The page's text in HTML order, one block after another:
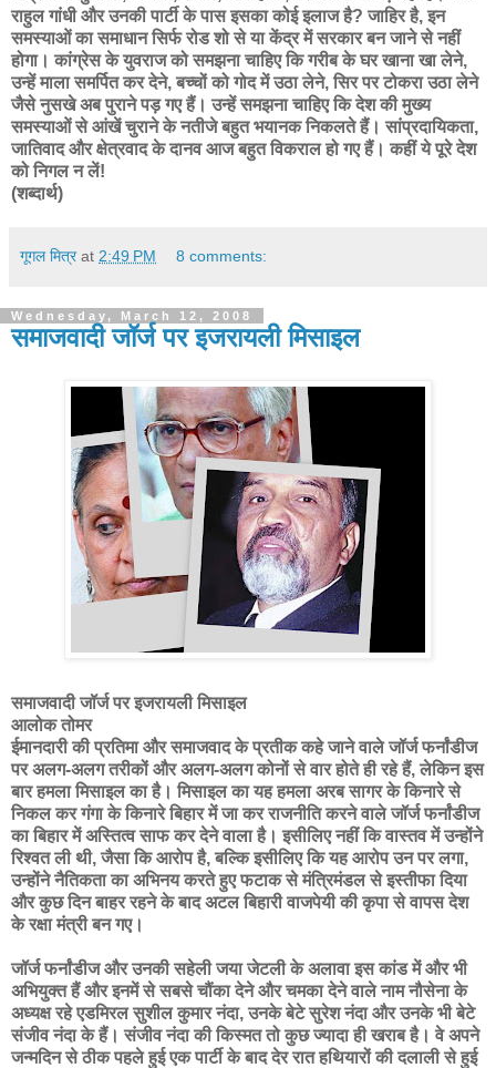
राहुल गांधी और उनकी पार्टी के पास इसका कोई इलाज है? जाहिर है, इन
समस्याओं का समाधान सिर्फ रोड शो से या केंद्र में सरकार बन जाने से नहीं
होगा। कांग्रेस के युवराज को समझना चाहिए कि गरीब के घर खाना खा लेने,
उन्हें माला समर्पित कर देने, बच्चों को गोद में उठा लेने, सिर पर टोकरा उठा लेने
जैसे नुसखे अब पुराने पड़ गए हैं। उन्हें समझना चाहिए कि देश की मुख्य
समस्याओं से आंखें चुराने के नतीजे बहुत भयानक निकलते हैं। सांप्रदायिकता,
जातिवाद और क्षेत्रवाद के दानव आज बहुत विकराल हो गए हैं। कहीं ये पूरे देश
को निगल न लें!
(शब्दार्थ)
गूगल मित्र at 2:49 PM 8 comments:
Wednesday, March 12, 2008
समाजवादी जॉर्ज पर इजरायली मिसाइल
समाजवादी जॉर्ज पर इजरायली मिसाइल
आलोक तोमर
ईमानदारी की प्रतिमा और समाजवाद के प्रतीक कहे जाने वाले जॉर्ज फर्नांडीज
पर अलग-अलग तरीकों और अलग-अलग कोनों से वार होते ही रहे हैं, लेकिन इस
बार हमला मिसाइल का है। मिसाइल का यह हमला अरब सागर के किनारे से
निकल कर गंगा के किनारे बिहार में जा कर राजनीति करने वाले जॉर्ज फर्नांडीज
का बिहार में अस्तित्व साफ कर देने वाला है। इसीलिए नहीं कि वास्तव में उन्होंने
रिश्वत ली थी, जैसा कि आरोप है, बल्कि इसीलिए कि यह आरोप उन पर लगा,
उन्होंने नैतिकता का अभिनय करते हुए फटाक से मंत्रिमंडल से इस्तीफा दिया
और कुछ दिन बाहर रहने के बाद अटल बिहारी वाजपेयी की कृपा से वापस देश
के रक्षा मंत्री बन गए।
जॉर्ज फर्नांडीज और उनकी सहेली जया जेटली के अलावा इस कांड में और भी
अभियुक्त हैं और इनमें से सबसे चौंका देने और चमका देने वाले नाम नौसेना के
अध्यक्ष रहे एडमिरल सुशील कुमार नंदा, उनके बेटे सुरेश नंदा और उनके भी बेटे
संजीव नंदा के हैं। संजीव नंदा की किस्मत तो कुछ ज्यादा ही खराब है। वे अपने
जन्मदिन से ठीक पहले हुई एक पार्टी के बाद देर रात हथियारों की दलाली से हुई